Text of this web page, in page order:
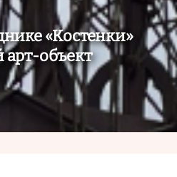
«Костенки»
объект